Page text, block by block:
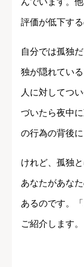
評価が低下する
自分では孤独
独が隠れてい
人に対してつ
づいたら夜中
の行為の背後に
けれど、孤独
あなたがあな
あるのです。
ご紹介します。